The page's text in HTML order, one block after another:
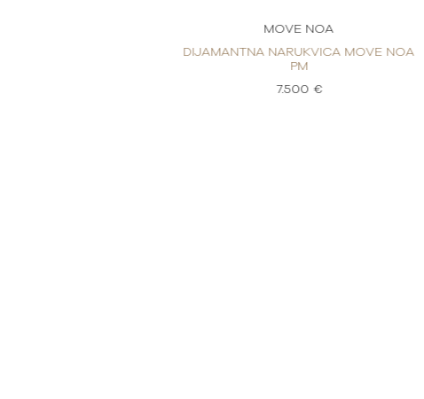
MOVE NOA
DIJAMANTNA NARUKVICA MOVE NOA
PM
7.500 €